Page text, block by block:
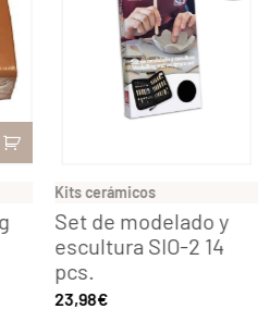
Kits cerámicos
Set de modelado y
escultura SIO-2 14
€
Plus